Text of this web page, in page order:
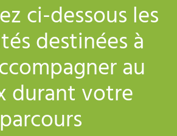
ci-dessous les
destinées à
au
durant votre
parcours